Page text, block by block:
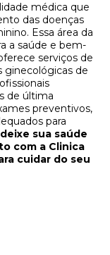
médica que
das doenças
Essa área da
a saúde e bem-
serviços de
ginecológicas de
de última
preventivos,
para
sua saúde
com a Clinica
cuidar do seu